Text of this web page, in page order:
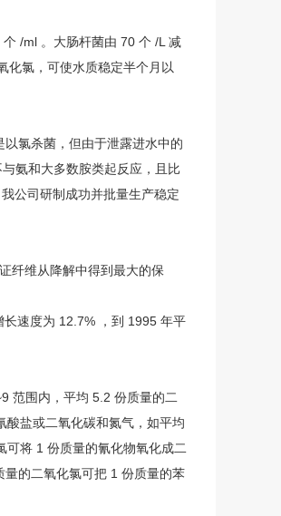
/ml 。大肠杆菌由 70 个 /L 减
化氯，可使水质稳定半个月以
以氯杀菌 ，但由于泄露进水中的
氨和大多数胺类起反应，且比
公司研制成功并批量生产稳定
纤维从降解中得到最大的保
速度为 12.7% ，到 1995 年平
范围内，平均 5.2 份质量的二
盐或二氧化碳和氮气，如平均
将 1 份质量的氰化物氧化成二
的二氧化氯可把 1 份质量的苯